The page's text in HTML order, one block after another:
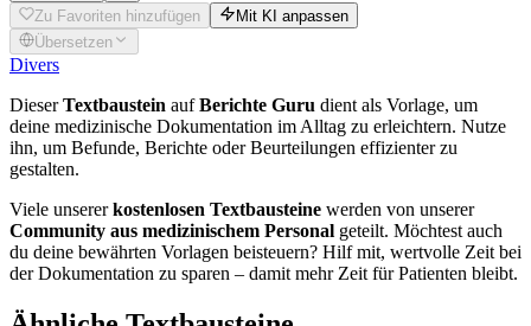
Zu Favoriten hinzufügen
Mit KI anpassen
Übersetzen
Divers
DieserTextbaustein aufBerichte Guru dient als Vorlage, um
deine medizinische Dokumentation im Alltag zu erleichtern. Nutze
ihn, um Befunde, Berichte oder Beurteilungen effizienter zu
gestalten.
Viele unsererkostenlosen Textbausteine werden von unserer
Community aus medizinischem Personal geteilt. Möchtest auch
du deine bewährten Vorlagen beisteuern? Hilf mit, wertvolle Zeit bei
der Dokumentation zu sparen – damit mehr Zeit für Patienten bleibt.